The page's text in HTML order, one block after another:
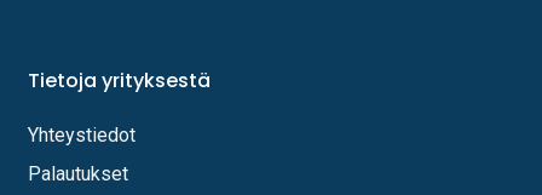
Tietoja yrityksestä
Yhteystiedot
Palautukset